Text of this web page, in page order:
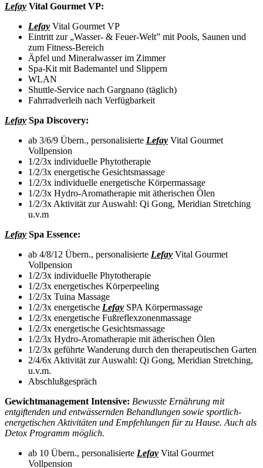
Lefay Vital Gourmet VP:
Lefay Vital Gourmet VP
Eintritt zur „Wasser- & Feuer-Welt” mit Pools, Saunen und
zum Fitness-Bereich
Äpfel und Mineralwasser im Zimmer
Spa-Kit mit Bademantel und Slippern
WLAN
Shuttle-Service nach Gargnano (täglich)
Fahrradverleih nach Verfügbarkeit
Lefay Spa Discovery:
ab 3/6/9 Übern., personalisierte Lefay Vital Gourmet
Vollpension
1/2/3x individuelle Phytotherapie
1/2/3x energetische Gesichtsmassage
1/2/3x individuelle energetische Körpermassage
1/2/3x Hydro-Aromatherapie mit ätherischen Ölen
1/2/3x Aktivität zur Auswahl: Qi Gong, Meridian Stretching
u.v.m
Lefay Spa Essence:
ab 4/8/12 Übern., personalisierte Lefay Vital Gourmet
Vollpension
1/2/3x individuelle Phytotherapie
1/2/3x energetisches Körperpeeling
1/2/3x Tuina Massage
1/2/3x energetische Lefay SPA Körpermassage
1/2/3x energetische Fußreflexzonenmassage
1/2/3x energetische Gesichtsmassage
1/2/3x Hydro-Aromatherapie mit ätherischen Ölen
1/2/3x geführte Wanderung durch den therapeutischen Garten
2/4/6x Aktivität zur Auswahl: Qi Gong, Meridian Stretching,
u.v.m.
Abschlußgespräch
Gewichtmanagement Intensive: Bewusste Ernährung mit
entgiftenden und entwässernden Behandlungen sowie sportlich-
energetischen Aktivitäten und Empfehlungen für zu Hause. Auch als
Detox Programm möglich.
ab 10 Übern., personalisierte Lefay Vital Gourmet
Vollpension